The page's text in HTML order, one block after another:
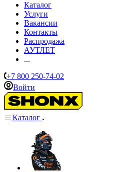
Каталог
Услуги
Вакансии
Контакты
Распродажа
АУТЛЕТ
...
+7 800 250-74-02
Войти
Каталог